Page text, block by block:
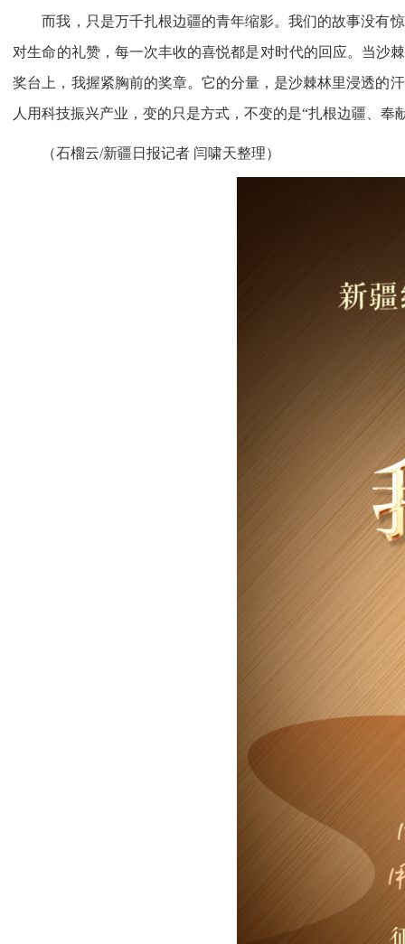
而我，只是万千扎根边疆的青年缩影。我们的故事没有惊
对生命的礼赞，每一次丰收的喜悦都是对时代的回应。当沙
奖台上，我握紧胸前的奖章。它的分量，是沙棘林里浸透的
人用科技振兴产业，变的只是方式，不变的是“扎根边疆、奉
（石榴云/新疆日报记者 闫啸天整理）